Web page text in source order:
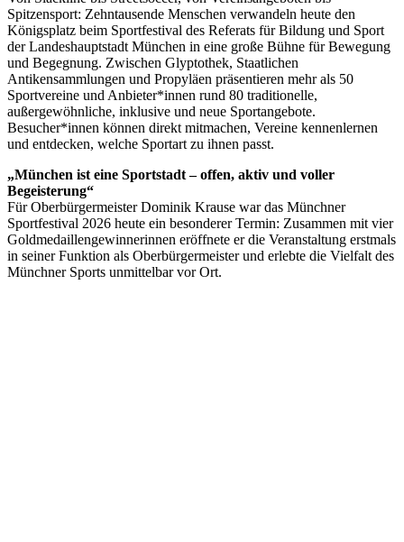
Spitzensport: Zehntausende Menschen verwandeln heute den
Königsplatz beim Sportfestival des Referats für Bildung und Sport
der Landeshauptstadt München in eine große Bühne für Bewegung
und Begegnung. Zwischen Glyptothek, Staatlichen
Antikensammlungen und Propyläen präsentieren mehr als 50
Sportvereine und Anbieter*innen rund 80 traditionelle,
außergewöhnliche, inklusive und neue Sportangebote.
Besucher*innen können direkt mitmachen, Vereine kennenlernen
und entdecken, welche Sportart zu ihnen passt.
„München ist eine Sportstadt – offen, aktiv und voller
Begeisterung“
Für Oberbürgermeister Dominik Krause war das Münchner
Sportfestival 2026 heute ein besonderer Termin: Zusammen mit vier
Goldmedaillengewinnerinnen eröffnete er die Veranstaltung erstmals
in seiner Funktion als Oberbürgermeister und erlebte die Vielfalt des
Münchner Sports unmittelbar vor Ort.